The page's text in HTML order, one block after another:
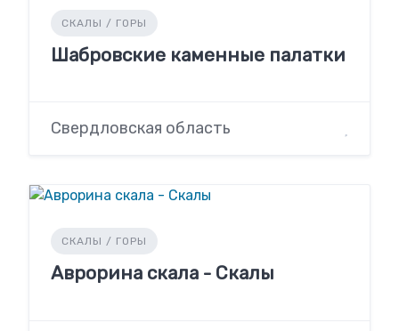
СКАЛЫ / ГОРЫ
Шабровские каменные палатки
Свердловская область
СКАЛЫ / ГОРЫ
Аврорина скала - Скалы